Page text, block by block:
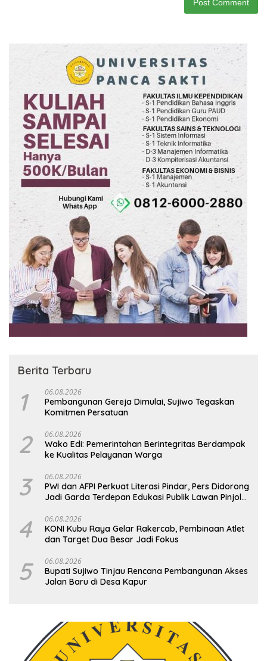
Berita Terbaru
1 06.08.2026
Pembangunan Gereja Dimulai, Sujiwo Tegaskan
Komitmen Persatuan
2 06.08.2026
Wako Edi: Pemerintahan Berintegritas Berdampak
ke Kualitas Pelayanan Warga
3 06.08.2026
PWI dan AFPI Perkuat Literasi Pindar, Pers Didorong
Jadi Garda Terdepan Edukasi Publik Lawan Pinjol
4 06.08.2026
KONI Kubu Raya Gelar Rakercab, Pembinaan Atlet
dan Target Dua Besar Jadi Fokus
5 06.08.2026
Bupati Sujiwo Tinjau Rencana Pembangunan Akses
Jalan Baru di Desa Kapur